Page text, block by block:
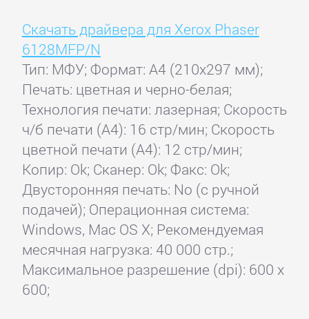
Скачать драйвера для Xerox Phaser
6128MFP/N
Тип: МФУ; Формат: A4 (210x297 мм);
Печать: цветная и черно-белая;
Технология печати: лазерная; Скорость
ч/б печати (А4): 16 стр/мин; Скорость
цветной печати (А4): 12 стр/мин;
Копир: Ok; Сканер: Ok; Факс: Ok;
Двусторонняя печать: No (с ручной
подачей); Операционная система:
Windows, Mac OS X; Рекомендуемая
месячная нагрузка: 40 000 стр.;
Максимальное разрешение (dpi): 600 x
600;